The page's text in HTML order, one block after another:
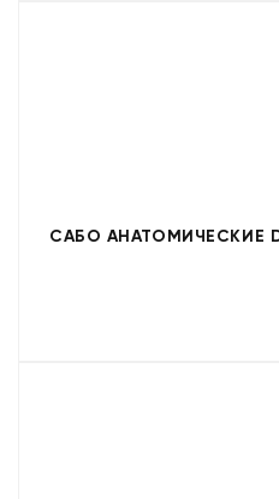
САБО АНАТОМИЧЕСКИЕ